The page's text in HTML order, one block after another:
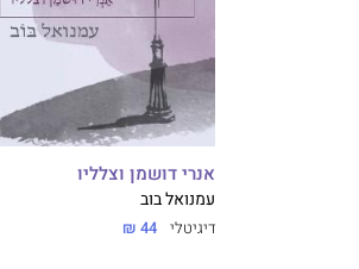
אנרי דושמן וצלליו
עמנואל בוב
דיגיטלי 44 ₪